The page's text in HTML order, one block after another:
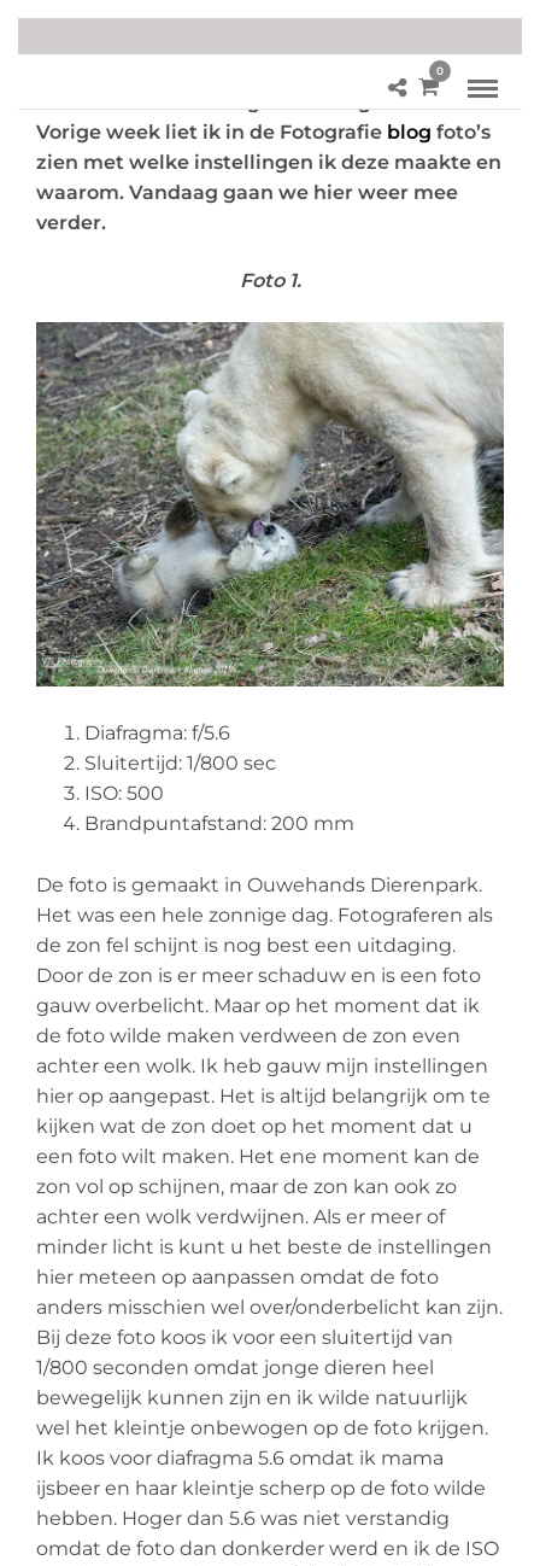
0
Weer een nieuwe blog over Fotografie online!
Vorige week liet ik in de Fotografie blog foto’s
zien met welke instellingen ik deze maakte en
waarom. Vandaag gaan we hier weer mee
verder.
Foto 1.
Diafragma: f/5.6
Sluitertijd: 1/800 sec
ISO: 500
Brandpuntafstand: 200 mm
De foto is gemaakt in Ouwehands Dierenpark.
Het was een hele zonnige dag. Fotograferen als
de zon fel schijnt is nog best een uitdaging.
Door de zon is er meer schaduw en is een foto
gauw overbelicht. Maar op het moment dat ik
de foto wilde maken verdween de zon even
achter een wolk. Ik heb gauw mijn instellingen
hier op aangepast. Het is altijd belangrijk om te
kijken wat de zon doet op het moment dat u
een foto wilt maken. Het ene moment kan de
zon vol op schijnen, maar de zon kan ook zo
achter een wolk verdwijnen. Als er meer of
minder licht is kunt u het beste de instellingen
hier meteen op aanpassen omdat de foto
anders misschien wel over/onderbelicht kan zijn.
Bij deze foto koos ik voor een sluitertijd van
1/800 seconden omdat jonge dieren heel
bewegelijk kunnen zijn en ik wilde natuurlijk
wel het kleintje onbewogen op de foto krijgen.
Ik koos voor diafragma 5.6 omdat ik mama
ijsbeer en haar kleintje scherp op de foto wilde
hebben. Hoger dan 5.6 was niet verstandig
omdat de foto dan donkerder werd en ik de ISO